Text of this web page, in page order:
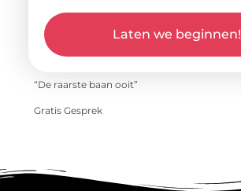
Laten we beginnen!
“De raarste baan ooit”
Gratis Gesprek